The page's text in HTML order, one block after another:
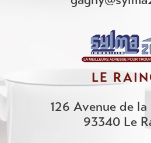
LE
126 Avenue de la
93340 Le